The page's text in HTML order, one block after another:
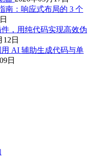
南：响应式布局的 3 个
件，用纯代码实现高效伪
12日
用 AI 辅助生成代码与单
日